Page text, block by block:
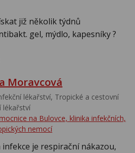
již několik týdnů
gel, mýdlo, kapesníky ?
Moravcová
lékařství‎, Tropické a cestovní
lékařství
na Bulovce, klinika infekčních,
nemocí
je respirační nákazou,